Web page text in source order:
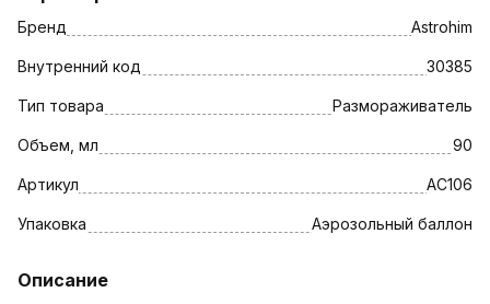
Бренд Astrohim
Внутренний код 30385
Тип товара Размораживатель
Объем, мл 90
Артикул AC106
Упаковка Аэрозольный баллон
Описание